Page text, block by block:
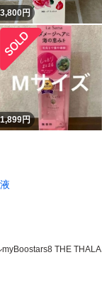
3,800円
1,899円
myBoostars8 THE